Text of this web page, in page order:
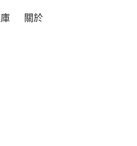
關於